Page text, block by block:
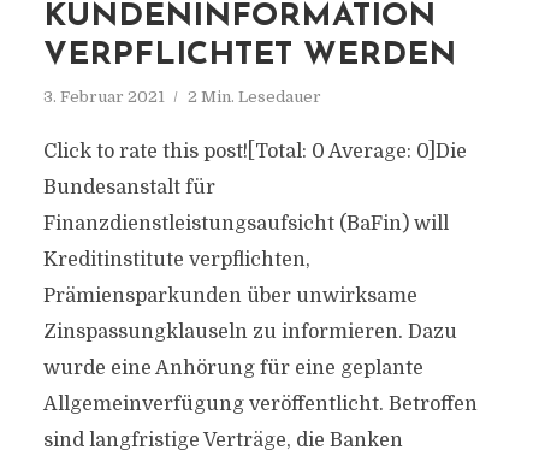
KUNDENINFORMATION
VERPFLICHTET WERDEN
3. Februar 2021 2 Min. Lesedauer
Click to rate this post![Total: 0 Average: 0]Die
Bundesanstalt für
Finanzdienstleistungsaufsicht (BaFin) will
Kreditinstitute verpflichten,
Prämiensparkunden über unwirksame
Zinspassungklauseln zu informieren. Dazu
wurde eine Anhörung für eine geplante
Allgemeinverfügung veröffentlicht. Betroffen
sind langfristige Verträge, die Banken